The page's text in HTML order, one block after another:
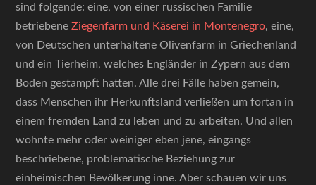
sind folgende: eine, von einer russischen Familie
betriebeneZiegenfarm und Käserei in Montenegro, eine,
von Deutschen unterhaltene Olivenfarm in Griechenland
und ein Tierheim, welches Engländer in Zypern aus dem
Boden gestampft hatten. Alle drei Fälle haben gemein,
dass Menschen ihr Herkunftsland verließen um fortan in
einem fremden Land zu leben und zu arbeiten. Und allen
wohnte mehr oder weiniger eben jene, eingangs
beschriebene, problematische Beziehung zur
einheimischen Bevölkerung inne. Aber schauen wir uns